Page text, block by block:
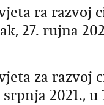
ra razvoj
27. rujna
za razvoj
2021., u